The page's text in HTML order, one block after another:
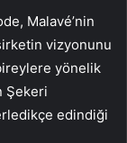
Malavé’nin
vizyonunu
yönelik
Şekeri
edindiği